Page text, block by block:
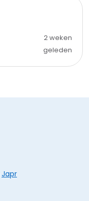
2 weken
geleden
Japr